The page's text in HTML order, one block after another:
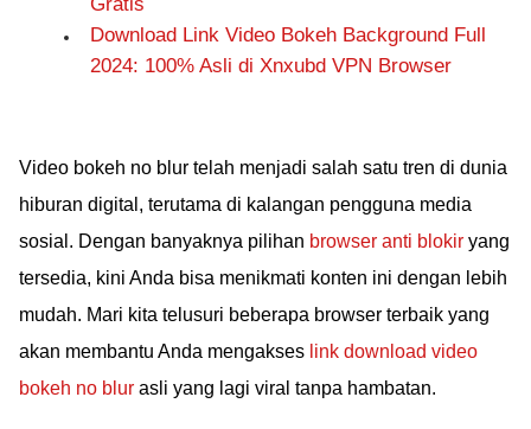
Download Link Video Bokeh Background Full
2024: 100% Asli di Xnxubd VPN Browser
Video bokeh no blur telah menjadi salah satu tren di dunia
hiburan digital, terutama di kalangan pengguna media
sosial. Dengan banyaknya pilihan browser anti blokir yang
tersedia, kini Anda bisa menikmati konten ini dengan lebih
mudah. Mari kita telusuri beberapa browser terbaik yang
akan membantu Anda mengakses link download video
bokeh no blur asli yang lagi viral tanpa hambatan.